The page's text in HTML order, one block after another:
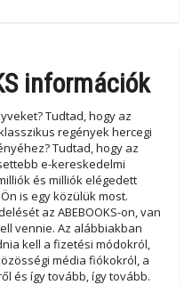
információk
Tudtad, hogy az
regények hercegi
Tudtad, hogy az
e-kereskedelmi
és milliók elégedett
is egy közülük most.
az ABEBOOKS-on, van
vennie. Az alábbiakban
kell a fizetési módokról,
média fiókokról, a
és így tovább, így tovább.